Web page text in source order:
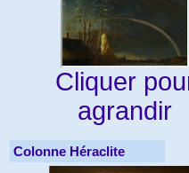
Cliquer
agrandir
Colonne Héraclite